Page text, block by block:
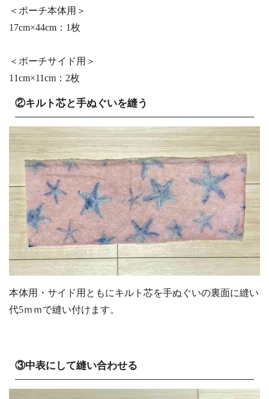
＜ポーチ本体用＞
17cm×44cm：1枚
＜ポーチサイド用＞
11cm×11cm：2枚
②キルト芯と手ぬぐいを縫う
本体用・サイド用ともにキルト芯を手ぬぐいの裏面に縫い
代5ｍｍで縫い付けます。
③中表にして縫い合わせる